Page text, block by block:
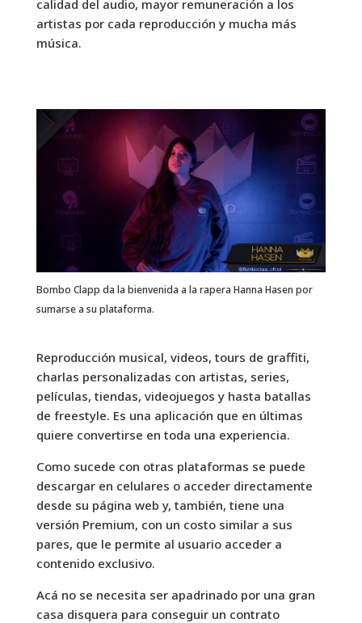
calidad del audio, mayor remuneración a los
artistas por cada reproducción y mucha más
música.
Bombo Clapp da la bienvenida a la rapera Hanna Hasen por
sumarse a su plataforma.
Reproducción musical, videos, tours de graffiti,
charlas personalizadas con artistas, series,
películas, tiendas, videojuegos y hasta batallas
de freestyle. Es una aplicación que en últimas
quiere convertirse en toda una experiencia.
Como sucede con otras plataformas se puede
descargar en celulares o acceder directamente
desde su página web y, también, tiene una
versión Premium, con un costo similar a sus
pares, que le permite al usuario acceder a
contenido exclusivo.
Acá no se necesita ser apadrinado por una gran
casa disquera para conseguir un contrato